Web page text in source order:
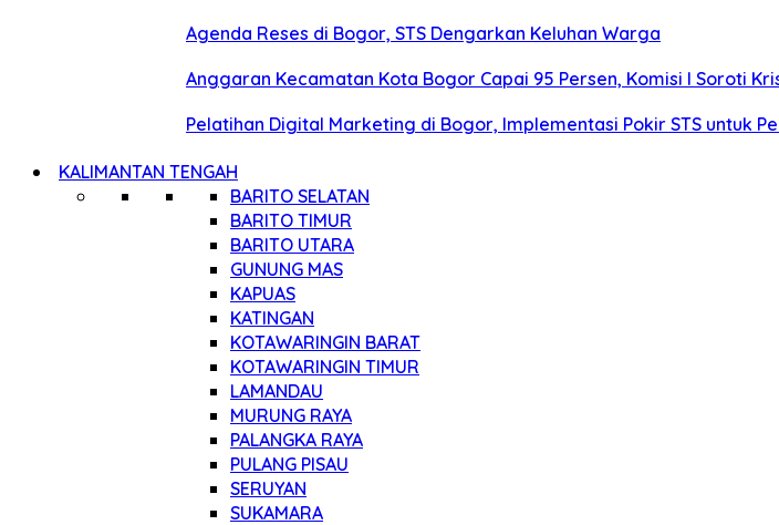
Agenda Reses di Bogor, STS Dengarkan Keluhan Warga
Anggaran Kecamatan Kota Bogor Capai 95 Persen, Komisi I Soroti
Pelatihan Digital Marketing di Bogor, Implementasi Pokir STS untuk
KALIMANTAN TENGAH
BARITO SELATAN
BARITO TIMUR
BARITO UTARA
GUNUNG MAS
KAPUAS
KATINGAN
KOTAWARINGIN BARAT
KOTAWARINGIN TIMUR
LAMANDAU
MURUNG RAYA
PALANGKA RAYA
PULANG PISAU
SERUYAN
SUKAMARA